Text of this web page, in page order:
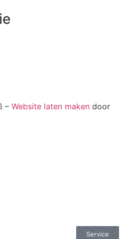
– Website laten maken door
Service